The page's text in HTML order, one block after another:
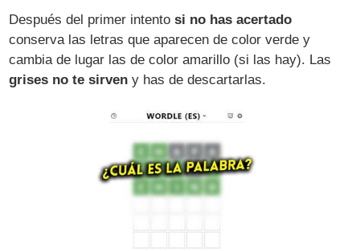
Después del primer intentosi no has acertado
conserva las letras que aparecen de color verde y
cambia de lugar las de color amarillo (si las hay). Las
grises no te sirven y has de descartarlas.